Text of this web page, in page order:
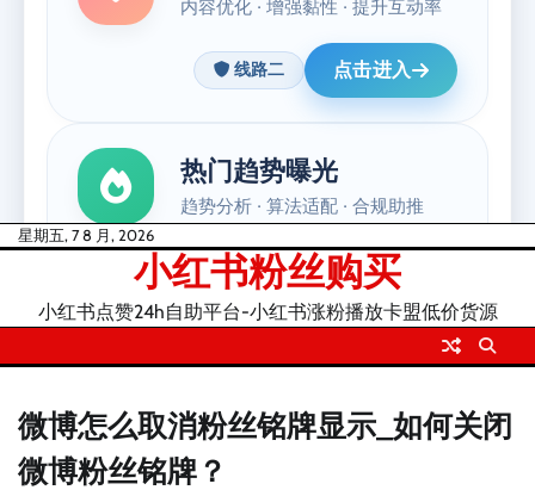
Skip星期五, 7 8 月, 2026
小红书粉丝购买
小红书点赞24h自助平台-小红书涨粉播放卡盟低价货源
微博怎么取消粉丝铭牌显示_如何关闭
微博粉丝铭牌？